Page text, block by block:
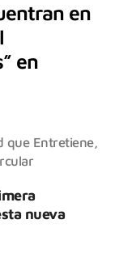
en
en
que Entretiene,
nueva